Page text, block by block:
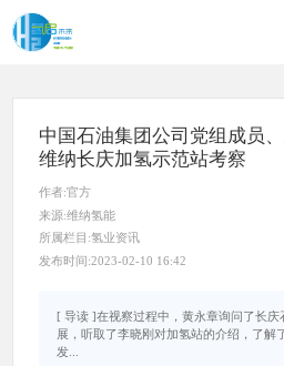
中国石油集团公司党组成员
维纳长庆加氢示范站考察
作者:官方
来源:维纳氢能
所属栏目:氢业资讯
发布时间:2023-02-10 16:42
[ 导读 ]在视察过程中，黄永章询问了长庆
展，听取了李晓刚对加氢站的介绍，了解
发...